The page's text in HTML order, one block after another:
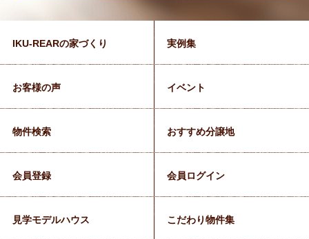
IKU-REARの家づくり 実例集
お客様の声 イベント
物件検索 おすすめ分譲地
会員登録 会員ログイン
見学モデルハウス こだわり物件集